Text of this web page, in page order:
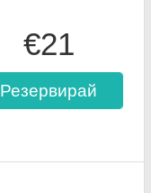
€21
Резервирай